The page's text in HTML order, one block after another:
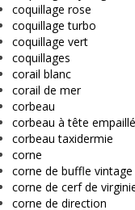
coquillage rose
coquillage turbo
coquillage vert
coquillages
corail blanc
corail de mer
corbeau
corbeau à tête
corbeau taxidermie
corne
corne de buffle vintage
corne de cerf de
corne de direction